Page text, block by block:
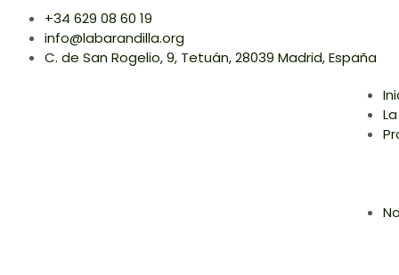
+34 629 08 60 19
info@labarandilla.org
C. de San Rogelio, 9, Tetuán, 28039 Madrid, España